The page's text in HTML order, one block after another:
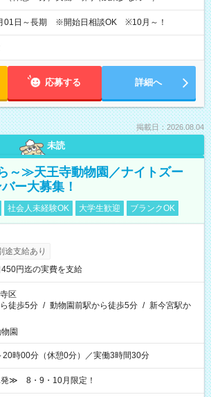
01日～長期 ※開始日相談OK ※10月～！
応募する 詳細へ
掲載日：2026.08.04
未読
～≫天王寺動物園／ナイトズー
ー大募集！
社会人未経験OK 大学生歓迎 ブランクOK
途支給あり
450円迄の実費を支給
区
徒歩5分 / 動物園前駅から徒歩5分 / 新今宮駅か
園
20時00分（休憩0分）／実働3時間30分
≫ 8・9・10月限定！